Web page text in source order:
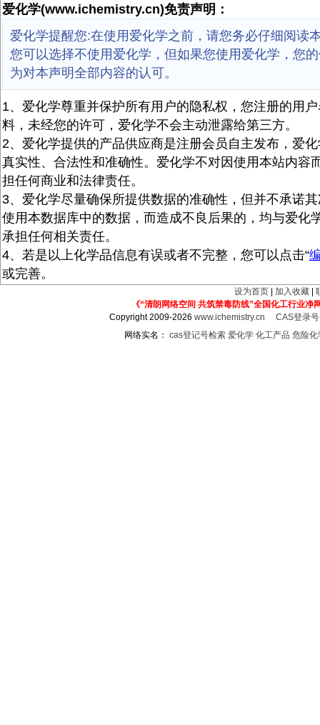
爱化学(www.ichemistry.cn)免责声明：
爱化学提醒您:在使用爱化学之前，请您务必仔细阅读
您可以选择不使用爱化学，但如果您使用爱化学，您
为对本声明全部内容的认可。
1、爱化学尊重并保护所有用户的隐私权，您注册的用
料，未经您的许可，爱化学不会主动泄露给第三方。
2、爱化学提供的产品供应商是注册会员自主发布，爱
真实性、合法性和准确性。爱化学不对因使用本站内容
担任何商业和法律责任。
3、爱化学尽量确保所提供数据的准确性，但并不承诺
使用本数据库中的数据，而造成不良后果的，均与爱化
承担任何相关责任。
4、若是以上化学品信息有误或者不完整，您可以点击“
或完善。
设为首页 加入收藏
《“清朗网络空间 共筑禁毒防线”全国化工行业净
Copyright 2009-2026www.ichemistry.cn
CAS登录
网络实名： cas登记号检索 爱化学 化工产品 危险化